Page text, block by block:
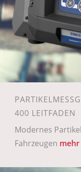
400 LEITFADEN
Modernes
Fahrzeugen mehr